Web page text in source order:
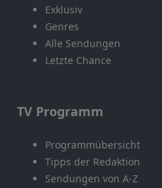
Exklusiv
Genres
Alle Sendungen
Letzte Chance
TV Programm
Programmübersicht
Tipps der Redaktion
Sendungen von A-Z